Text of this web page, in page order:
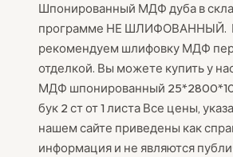
Шпонированный МДФ дуба в
программе НЕ ШЛИФОВАННЫЙ.
рекомендуем шлифовку МДФ
отделкой. Вы можете купить у
МДФ шпонированный
бук 2 ст от 1 листа Все цены,
нашем сайте приведены как
информация и не являются